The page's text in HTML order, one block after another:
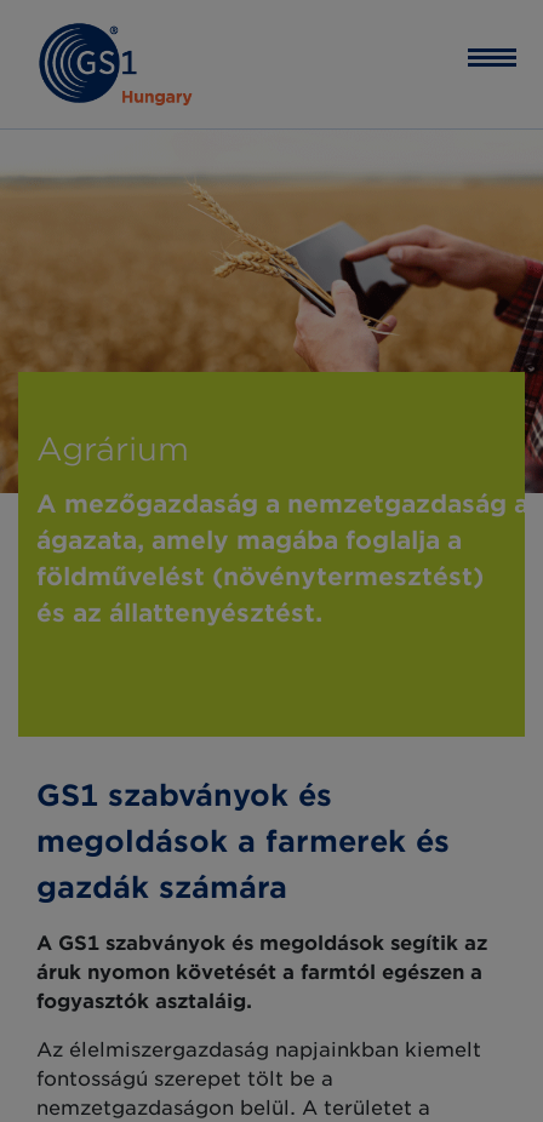
Agrárium
A mezőgazdaság a nemzetgazdaság
ágazata, amely magába foglalja a
földművelést (növénytermesztést)
és az állattenyésztést.
GS1 szabványok és
megoldások a farmerek és
gazdák számára
A GS1 szabványok és megoldások segítik az
áruk nyomon követését a farmtól egészen a
fogyasztók asztaláig.
Az élelmiszergazdaság napjainkban kiemelt
fontosságú szerepet tölt be a
nemzetgazdaságon belül. A területet a